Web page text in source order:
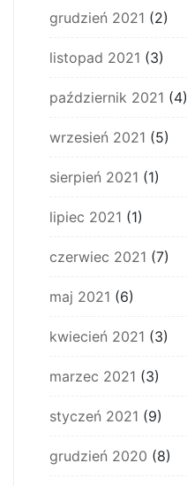
grudzień 2021 (2)
listopad 2021 (3)
październik 2021 (4)
wrzesień 2021 (5)
sierpień 2021 (1)
lipiec 2021 (1)
czerwiec 2021 (7)
maj 2021 (6)
kwiecień 2021 (3)
marzec 2021 (3)
styczeń 2021 (9)
grudzień 2020 (8)